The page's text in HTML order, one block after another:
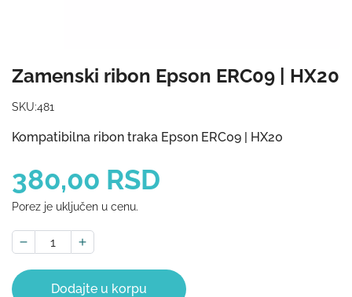
Zamenski ribon Epson ERC09 | HX20
SKU:481
Kompatibilna ribon traka Epson ERC09 | HX20
380,00 RSD
Porez je uključen u cenu.
Dodajte u korpu